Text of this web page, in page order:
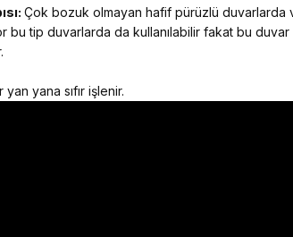
Çok bozuk olmayan hafif pürüzlü duvarlarda
tip duvarlarda da kullanılabilir fakat bu
yana sıfır işlenir.